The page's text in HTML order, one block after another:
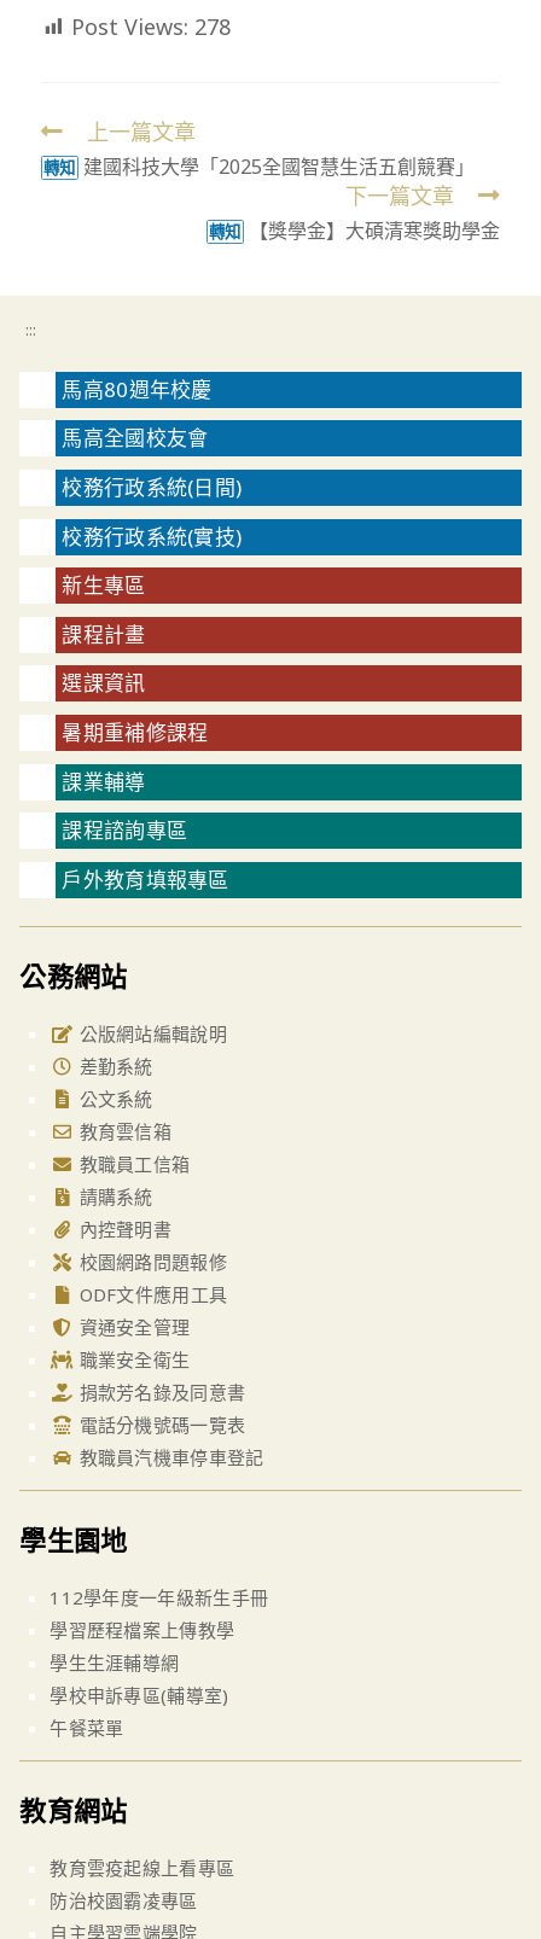
Post Views: 278
Read
more
上一篇文章
轉知 建國科技大學「2025全國智慧生活五創競賽」
下一篇文章
轉知 【獎學金】大碩清寒獎助學金
:::
馬高80週年校慶
馬高全國校友會
校務行政系統(日間)
校務行政系統(實技)
新生專區
課程計畫
選課資訊
暑期重補修課程
課業輔導
課程諮詢專區
戶外教育填報專區
公務網站
公版網站編輯說明
差勤系統
公文系統
教育雲信箱
教職員工信箱
請購系統
內控聲明書
校園網路問題報修
ODF文件應用工具
資通安全管理
職業安全衛生
捐款芳名錄及同意書
電話分機號碼一覽表
教職員汽機車停車登記
學生園地
112學年度一年級新生手冊
學習歷程檔案上傳教學
學生生涯輔導網
學校申訴專區(輔導室)
午餐菜單
教育網站
教育雲疫起線上看專區
防治校園霸凌專區
自主學習雲端學院